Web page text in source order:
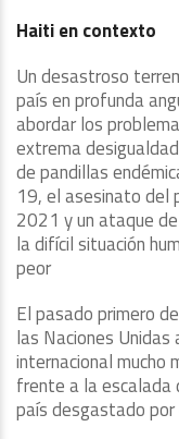
Haiti en contexto
Un desastroso
país en profunda
abordar los
extrema
de pandillas
19, el asesinato del
2021 y un ataque
la difícil situación
peor
El pasado primero
las Naciones
internacional mucho
frente a la escalada
país desgastado